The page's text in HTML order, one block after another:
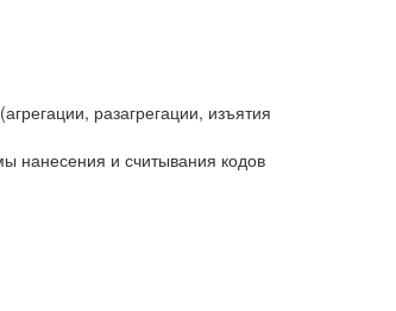
разагрегации, изъятия
нанесения и считывания кодов